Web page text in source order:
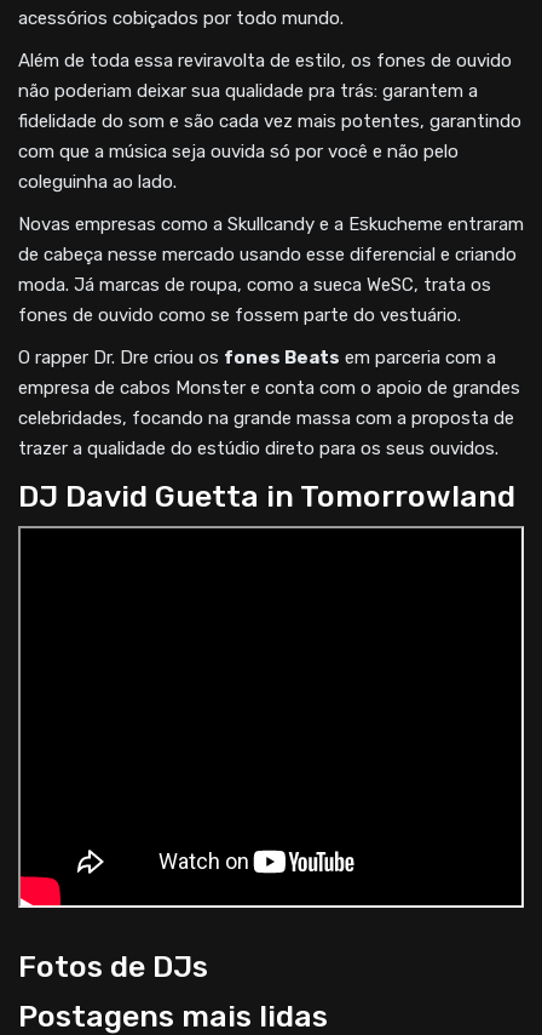
acessórios cobiçados por todo mundo.
Além de toda essa reviravolta de estilo, os fones de ouvido
não poderiam deixar sua qualidade pra trás: garantem a
fidelidade do som e são cada vez mais potentes, garantindo
com que a música seja ouvida só por você e não pelo
coleguinha ao lado.
Novas empresas como a Skullcandy e a Eskucheme entraram
de cabeça nesse mercado usando esse diferencial e criando
moda. Já marcas de roupa, como a sueca WeSC, trata os
fones de ouvido como se fossem parte do vestuário.
O rapper Dr. Dre criou os fones Beats em parceria com a
empresa de cabos Monster e conta com o apoio de grandes
celebridades, focando na grande massa com a proposta de
trazer a qualidade do estúdio direto para os seus ouvidos.
DJ David Guetta in Tomorrowland
Fotos de DJs
Postagens mais lidas